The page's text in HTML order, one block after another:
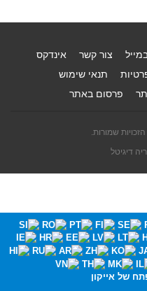
צור קשר
אינדקס
תנאי שימוש
פרסום באתר
דיגיטל